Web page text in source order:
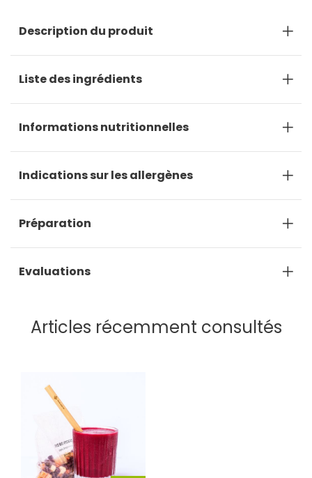
Description du produit
Liste des ingrédients
Informations nutritionnelles
Indications sur les allergènes
Préparation
Evaluations
Articles récemment consultés